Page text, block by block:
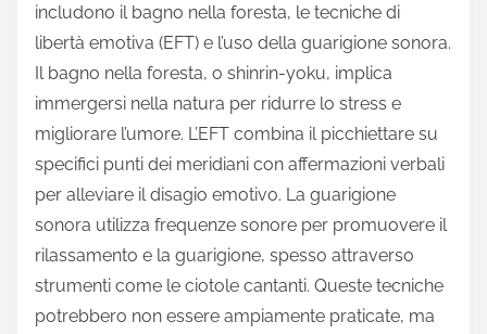
includono il bagno nella foresta, le tecniche di
libertà emotiva (EFT) e l’uso della guarigione sonora.
Il bagno nella foresta, o shinrin-yoku, implica
immergersi nella natura per ridurre lo stress e
migliorare l’umore. L’EFT combina il picchiettare su
specifici punti dei meridiani con affermazioni verbali
per alleviare il disagio emotivo. La guarigione
sonora utilizza frequenze sonore per promuovere il
rilassamento e la guarigione, spesso attraverso
strumenti come le ciotole cantanti. Queste tecniche
potrebbero non essere ampiamente praticate, ma